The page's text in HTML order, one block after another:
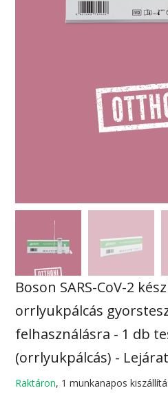
Boson SARS-CoV-2
orrlyukpálcás
felhasználásra - 1 db
(orrlyukpálcás) -
Raktáron, 1 munkanapos